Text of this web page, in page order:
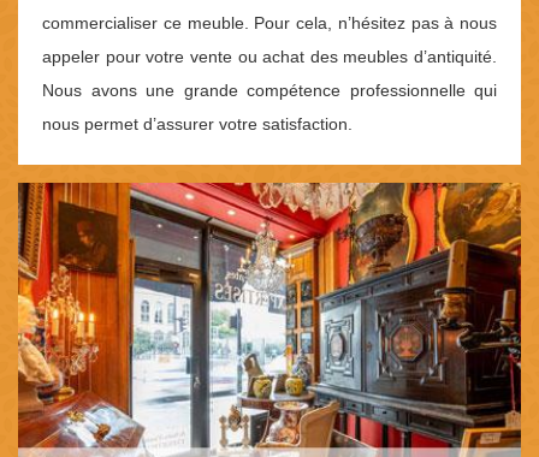
commercialiser ce meuble. Pour cela, n’hésitez pas à nous
appeler pour votre vente ou achat des meubles d’antiquité.
Nous avons une grande compétence professionnelle qui
nous permet d’assurer votre satisfaction.